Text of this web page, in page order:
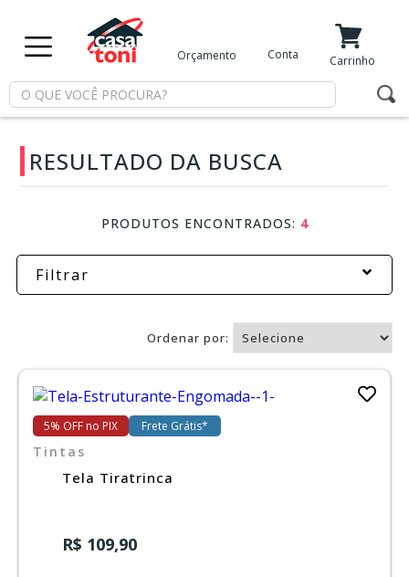
Minha Conta
Meus Favoritos
Departamentos
Tintas
Reforma
Piscina
Ferramentas
Orçamento Conta Carrinho
RESULTADO DA BUSCA
PRODUTOS ENCONTRADOS: 4
Filtrar
Ordenar por:
5% OFF no PIX Frete Grátis*
Tintas
Tela Tiratrinca
R$ 109,90